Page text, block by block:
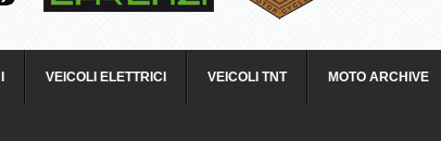
VEICOLI ELETTRICI VEICOLI TNT MOTO ARCHIVE